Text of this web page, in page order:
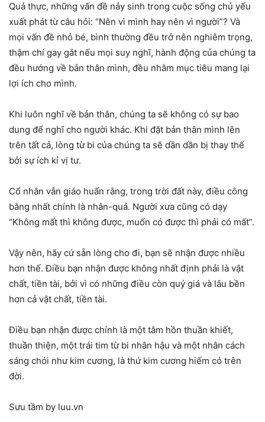
Quả thực, những vấn đề nảy sinh trong cuộc sống chủ yếu
xuất phát từ câu hỏi: “Nên vì mình hay nên vì người”? Và
mọi vấn đề nhỏ bé, bình thường đều trở nên nghiêm trọng,
thậm chí gay gắt nếu mọi suy nghĩ, hành động của chúng ta
đều hướng về bản thân mình, đều nhằm mục tiêu mang lại
lợi ích cho mình.
Khi luôn nghĩ về bản thân, chúng ta sẽ không có sự bao
dung để nghĩ cho người khác. Khi đặt bản thân mình lên
trên tất cả, lòng từ bi của chúng ta sẽ dần dần bị thay thế
bởi sự ích kỉ vị tư.
Cổ nhân vẫn giáo huấn rằng, trong trời đất này, điều công
bằng nhất chính là nhân-quả. Người xưa cũng có dạy
“Không mất thì không được, muốn có được thì phải có mất”.
Vậy nên, hãy cứ sẵn lòng cho đi, bạn sẽ nhận được nhiều
hơn thế. Điều bạn nhận được không nhất định phải là vật
chất, tiền tài, bởi vì có những điều còn quý giá và lâu bền
hơn cả vật chất, tiền tài.
Điều bạn nhận được chính là một tâm hồn thuần khiết,
thuần thiện, một trái tim từ bi nhân hậu và một nhân cách
sáng chói như kim cương, là thứ kim cương hiếm có trên
đời.
Sưu tầm by luu.vn